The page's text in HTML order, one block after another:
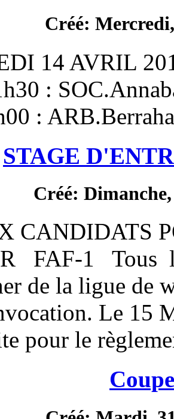
DU SAMEDI 14
: * 11h30 :
17h00 :
AVIS AUX
rapprocher de
leur
date limite pour